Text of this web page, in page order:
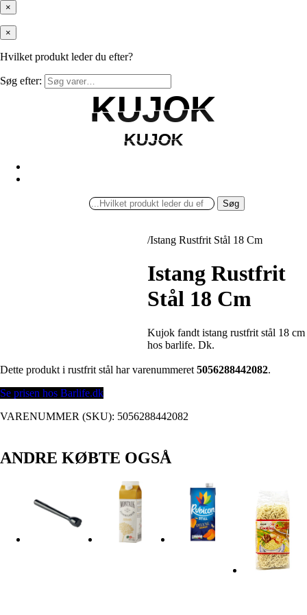
×
×
Hvilket produkt leder du efter?
Søg efter:
KUJOK
KUJOK
KUJOK
KUJOK
Søg
/Istang Rustfrit Stål 18 Cm
Istang Rustfrit
Stål 18 Cm
Kujok fandt istang rustfrit stål 18 cm
hos barlife. Dk.
Dette produkt i rustfrit stål har varenummeret 5056288442082.
Se prisen hos Barlife.dk
VARENUMMER (SKU): 5056288442082
ANDRE KØBTE OGSÅ